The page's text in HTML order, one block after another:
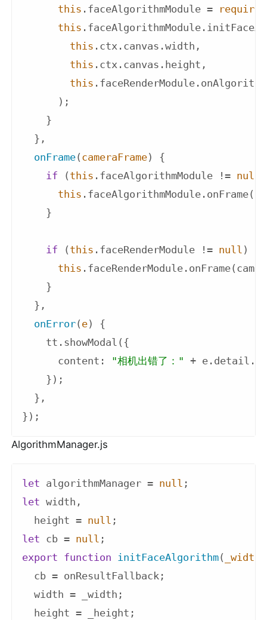
this .faceAlgorithmModule = require
this
this .ctx.canvas.width,
this .ctx.canvas.height,
this
      );
    }
  },
onFrame( cameraFrame)
{
if ( this .faceAlgorithmModule != null
this
    }
if ( this .faceRenderModule != null ) {
this
    }
  },
onError( e)
{
    tt.showModal({
content : "相机出错了：" +
    });
  },
AlgorithmManager.js
let algorithmManager = null
let width,
  height =
null
let cb = null
export function initFaceAlgorithm(
  cb = onResultFallback;
  width = _width;
  height = _height;